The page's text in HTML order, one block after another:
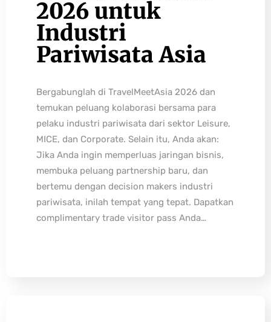
2026 untuk
Industri
Pariwisata Asia
Bergabunglah di TravelMeetAsia 2026 dan
temukan peluang kolaborasi bersama para
pelaku industri pariwisata dari sektor Leisure,
MICE, dan Corporate. Selain itu, Anda akan:
Jika Anda ingin memperluas jaringan bisnis,
membuka peluang partnership baru, dan
bertemu dengan decision makers industri
pariwisata, inilah tempat yang tepat. Dapatkan
complimentary trade visitor pass Anda…